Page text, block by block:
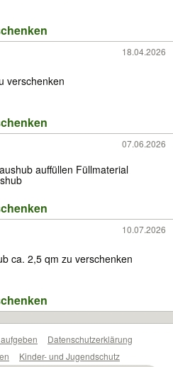
18.04.2026
verschenken
07.06.2026
auffüllen Füllmaterial
10.07.2026
ca. 2,5 qm zu verschenken
Datenschutzerklärung
Kinder- und Jugendschutz